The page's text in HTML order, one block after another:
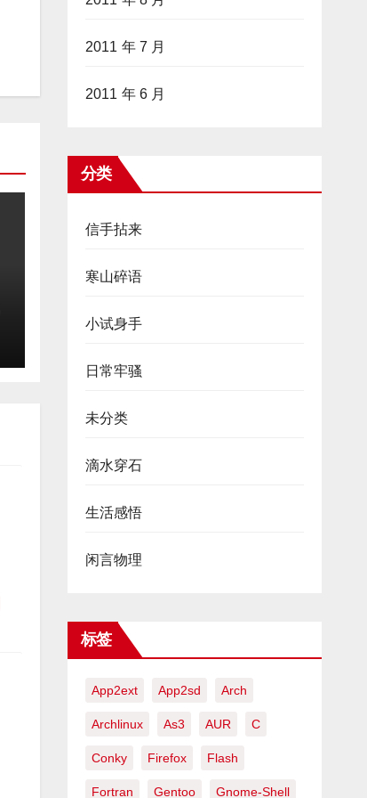
2011 年 7 月
2011 年 6 月
分类
信手拈来
寒山碎语
小试身手
日常牢骚
未分类
滴水穿石
生活感悟
闲言物理
标签
App2ext App2sd Arch
Archlinux As3 AUR C
Conky Firefox Flash
Fortran Gentoo Gnome-Shell